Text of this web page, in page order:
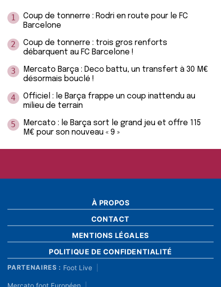
1
Coup de tonnerre : Rodri en route pour le FC
Barcelone
2
Coup de tonnerre : trois gros renforts
débarquent au FC Barcelone !
3
Mercato Barça : Deco battu, un transfert à 30 M€
désormais bouclé !
4
Officiel : le Barça frappe un coup inattendu au
milieu de terrain
5
Mercato : le Barça sort le grand jeu et offre 115
M€ pour son nouveau « 9 »
À PROPOS
CONTACT
MENTIONS LÉGALES
POLITIQUE DE CONFIDENTIALITÉ
PARTENAIRES : Foot Live